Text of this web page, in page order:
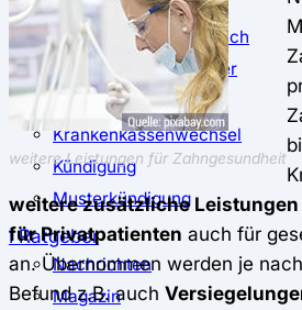
⚖️ Vergleich & Rechner
Krankenkassenvergleich
Krankenkassenrechner
↔ Wechsel
Krankenkassenwechsel
Kündigung
Musterkündigung
ℹ Ratgeber
Nachrichten
Magazin
weitere Leistungen für Zahngesundheit
weitere zusätzliche Leistungen
für Privatpatienten auch für
an. Übernommen werden je
Befund z.B. auch